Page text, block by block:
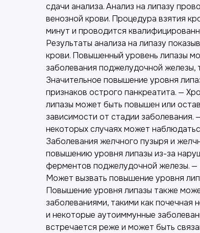
сдачи анализа. Анализ на липазу
венозной крови. Процедура взятия
минут и проводится
Результаты анализа на липазу
крови. Повышенный уровень липазы
заболевания поджелудочной железы,
Значительное повышение уровня
признаков острого панкреатита. —
липазы может быть повышен или
зависимости от стадии
некоторых случаях может
Заболевания желчного пузыря и
повышению уровня липазы из-за
ферментов поджелудочной железы. —
Может вызвать повышение уровня
Повышение уровня липазы также
заболеваниями, такими как почечная
и некоторые аутоиммунные
встречается реже и может быть